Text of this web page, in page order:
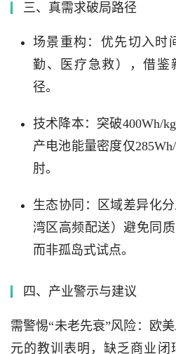
三、真需求破局路径
场景重构：优先切入时
勤、医疗急救），借
径。
技术降本：突破400Wh/kg
产电池能量密度仅
肘。
生态协同：区域差异化
湾区高频配送）避免同
而非孤岛式试点。
四、产业警示与建议
需警惕“未老先衰”风险：欧
元的教训表明，缺乏商业闭